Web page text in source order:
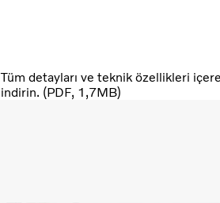
Tüm detayları ve teknik özellikleri
indirin. (PDF, 1,7MB)